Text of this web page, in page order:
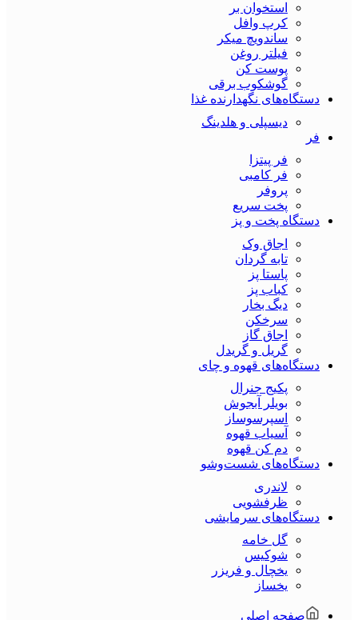
استخوان بر
کرپ وافل
ساندویچ میکر
فیلتر روغن
پوست کن
گوشکوب برقی
دستگاه‌های نگهدارنده غذا
دیسپلی و هلدینگ
فر
فر پیتزا
فر کامبی
پروفر
پخت سریع
دستگاه‌ پخت و پز
اجاق وک
تابه گردان
پاستا پز
کباب پز
دیگ بخار
سرخکن
اجاق گاز
گریل و گریدل
دستگاه‌های قهوه و چای
پکیج جنرال
بویلر آبجوش
اسپرسوساز
آسیاب قهوه
دم کن قهوه
دستگاه‌های شست‌و‌شو
لاندری
ظرفشویی
دستگاه‌های سرمایشی
گل خامه
شوکیس
یخچال و فریزر
یخساز
صفحه اصلی